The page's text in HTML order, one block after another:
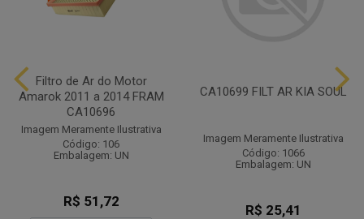
Filtro de Ar do Motor
Amarok 2011 a 2014 FRAM
CA10696
Imagem Meramente Ilustrativa
Código: 106
Embalagem: UN
R$ 51,72
CA10699 FILT AR KIA SOUL
Imagem Meramente Ilustrativa
Código: 1066
Embalagem: UN
R$ 25,41